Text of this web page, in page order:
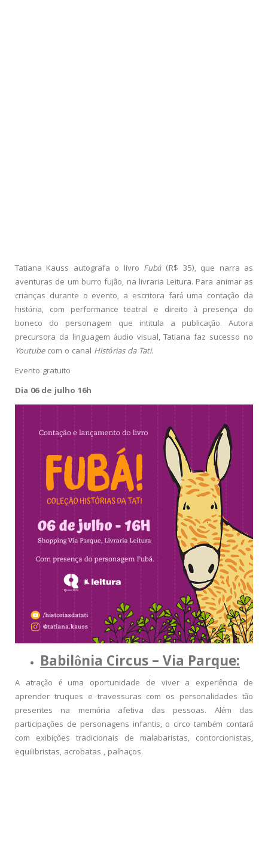
Tatiana Kauss autografa o livro Fubá (R$ 35), que narra as
aventuras de um burro fujão, na livraria Leitura. Para animar as
crianças durante o evento, a escritora fará uma contação da
história, com performance teatral e direito à presença do
boneco do personagem que intitula a publicação. Autora
precursora da linguagem áudio visual, Tatiana faz sucesso no
Youtubecom o canal Histórias da Tati.
Evento gratuito
Dia 06 de julho 16h
Babilônia Circus – Via Parque:
A atração é uma oportunidade de viver a experiência de
aprender truques e travessuras com os personalidades tão
presentes na memória afetiva das pessoas. Além das
participações de personagens infantis, o circo também contará
com exibições tradicionais de malabaristas, contorcionistas,
equilibristas, acrobatas , palhaços.